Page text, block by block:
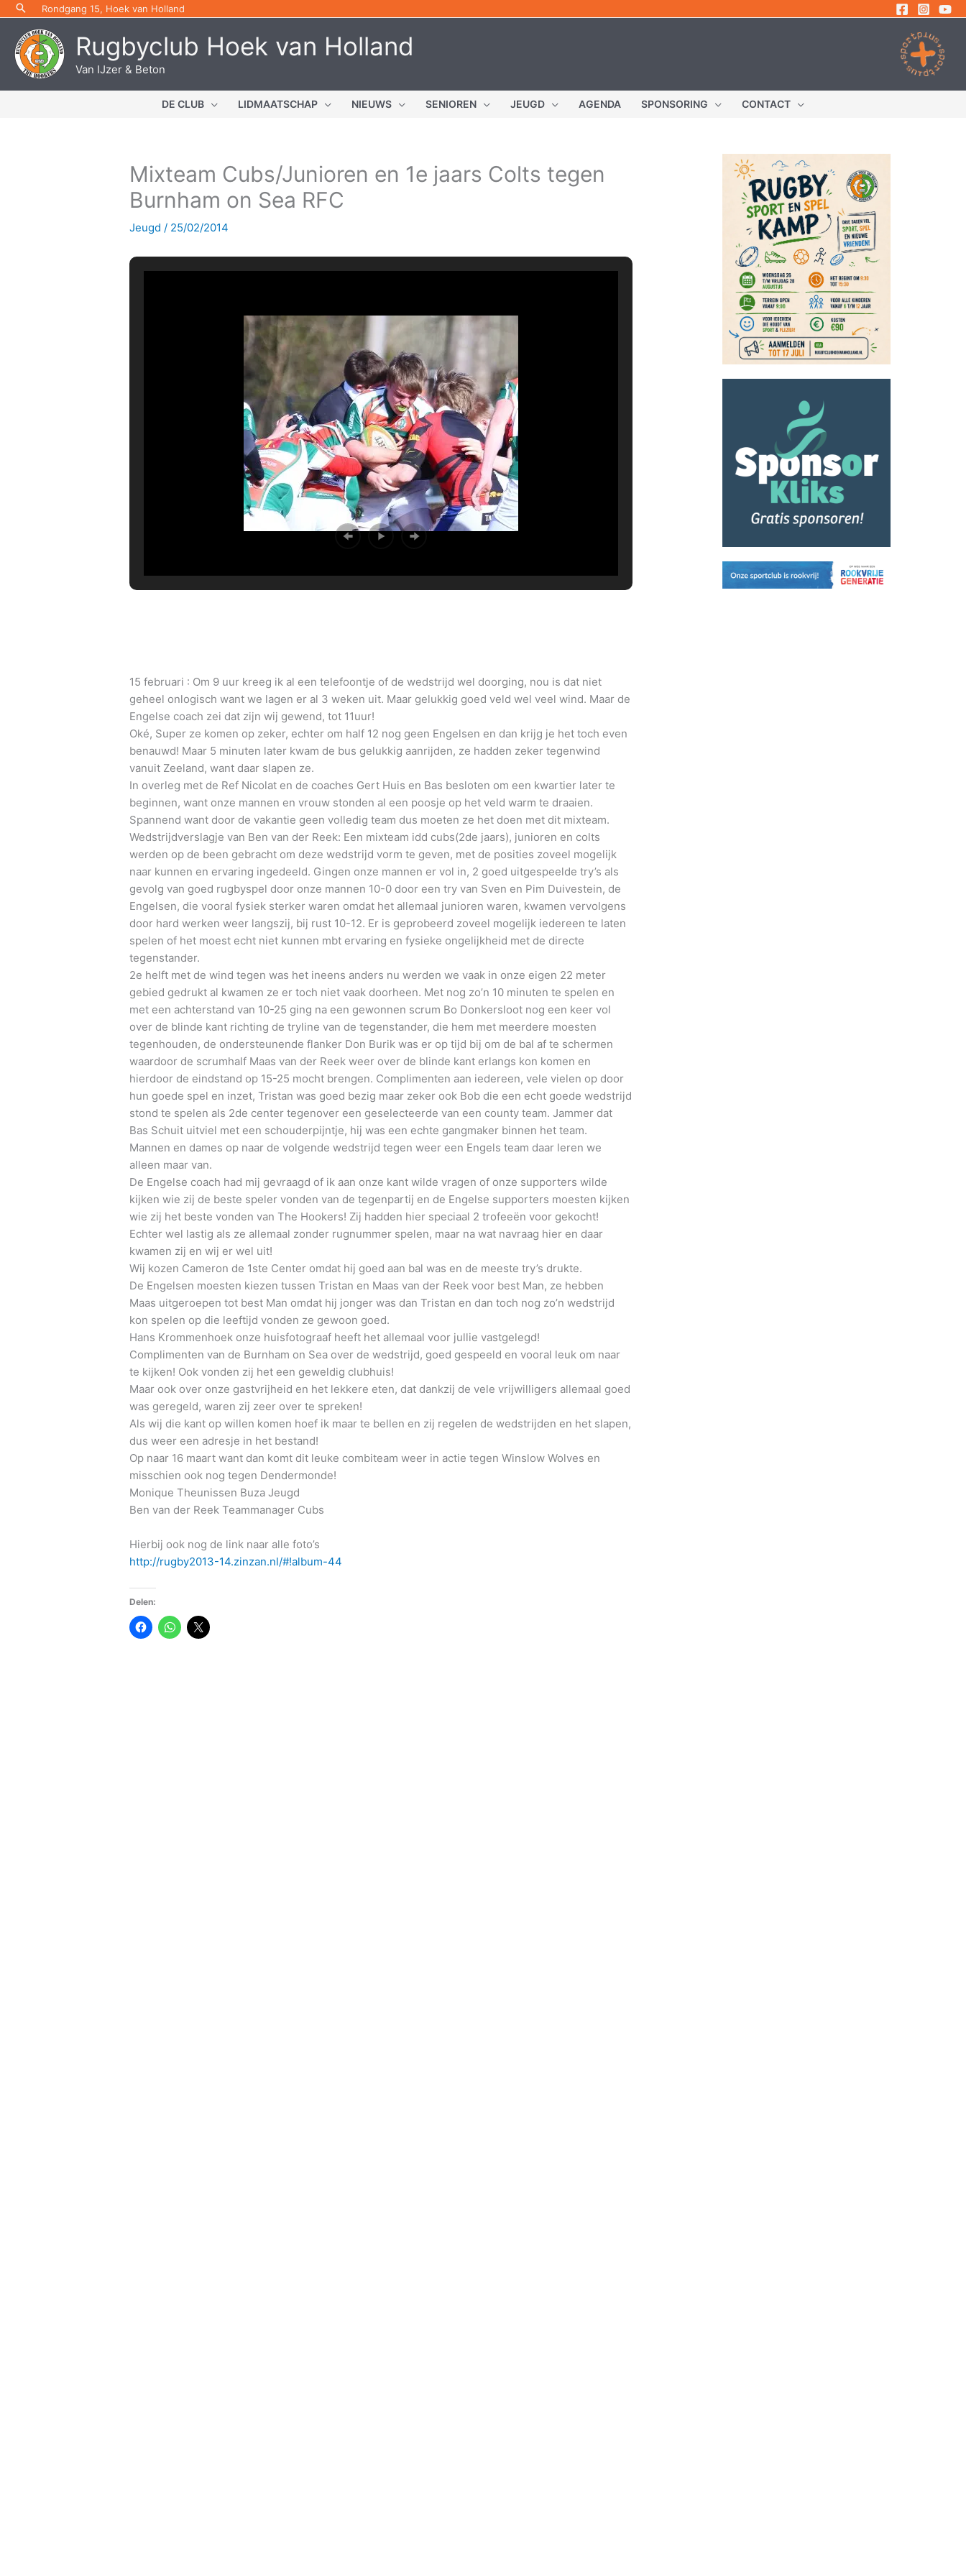
inhoud
Rondgang 15, Hoek van Holland
Rugbyclub Hoek van Holland
Van IJzer & Beton
DE CLUB LIDMAATSCHAP NIEUWS SENIOREN JEUGD AGENDA SPONSORING CONTACT
Mixteam Cubs/Junioren en 1e jaars Colts tegen
Burnham on Sea RFC
Jeugd / 25/02/2014
15 februari : Om 9 uur kreeg ik al een telefoontje of de wedstrijd wel doorging, nou is dat niet
geheel onlogisch want we lagen er al 3 weken uit. Maar gelukkig goed veld wel veel wind. Maar de
Engelse coach zei dat zijn wij gewend, tot 11uur!
Oké, Super ze komen op zeker, echter om half 12 nog geen Engelsen en dan krijg je het toch even
benauwd! Maar 5 minuten later kwam de bus gelukkig aanrijden, ze hadden zeker tegenwind
vanuit Zeeland, want daar slapen ze.
In overleg met de Ref Nicolat en de coaches Gert Huis en Bas besloten om een kwartier later te
beginnen, want onze mannen en vrouw stonden al een poosje op het veld warm te draaien.
Spannend want door de vakantie geen volledig team dus moeten ze het doen met dit mixteam.
Wedstrijdverslagje van Ben van der Reek: Een mixteam idd cubs(2de jaars), junioren en colts
werden op de been gebracht om deze wedstrijd vorm te geven, met de posities zoveel mogelijk
naar kunnen en ervaring ingedeeld. Gingen onze mannen er vol in, 2 goed uitgespeelde try’s als
gevolg van goed rugbyspel door onze mannen 10-0 door een try van Sven en Pim Duivestein, de
Engelsen, die vooral fysiek sterker waren omdat het allemaal junioren waren, kwamen vervolgens
door hard werken weer langszij, bij rust 10-12. Er is geprobeerd zoveel mogelijk iedereen te laten
spelen of het moest echt niet kunnen mbt ervaring en fysieke ongelijkheid met de directe
tegenstander.
2e helft met de wind tegen was het ineens anders nu werden we vaak in onze eigen 22 meter
gebied gedrukt al kwamen ze er toch niet vaak doorheen. Met nog zo’n 10 minuten te spelen en
met een achterstand van 10-25 ging na een gewonnen scrum Bo Donkersloot nog een keer vol
over de blinde kant richting de tryline van de tegenstander, die hem met meerdere moesten
tegenhouden, de ondersteunende flanker Don Burik was er op tijd bij om de bal af te schermen
waardoor de scrumhalf Maas van der Reek weer over de blinde kant erlangs kon komen en
hierdoor de eindstand op 15-25 mocht brengen. Complimenten aan iedereen, vele vielen op door
hun goede spel en inzet, Tristan was goed bezig maar zeker ook Bob die een echt goede wedstrijd
stond te spelen als 2de center tegenover een geselecteerde van een county team. Jammer dat
Bas Schuit uitviel met een schouderpijntje, hij was een echte gangmaker binnen het team.
Mannen en dames op naar de volgende wedstrijd tegen weer een Engels team daar leren we
alleen maar van.
De Engelse coach had mij gevraagd of ik aan onze kant wilde vragen of onze supporters wilde
kijken wie zij de beste speler vonden van de tegenpartij en de Engelse supporters moesten kijken
wie zij het beste vonden van The Hookers! Zij hadden hier speciaal 2 trofeeën voor gekocht!
Echter wel lastig als ze allemaal zonder rugnummer spelen, maar na wat navraag hier en daar
kwamen zij en wij er wel uit!
Wij kozen Cameron de 1ste Center omdat hij goed aan bal was en de meeste try’s drukte.
De Engelsen moesten kiezen tussen Tristan en Maas van der Reek voor best Man, ze hebben
Maas uitgeroepen tot best Man omdat hij jonger was dan Tristan en dan toch nog zo’n wedstrijd
kon spelen op die leeftijd vonden ze gewoon goed.
Hans Krommenhoek onze huisfotograaf heeft het allemaal voor jullie vastgelegd!
Complimenten van de Burnham on Sea over de wedstrijd, goed gespeeld en vooral leuk om naar
te kijken! Ook vonden zij het een geweldig clubhuis!
Maar ook over onze gastvrijheid en het lekkere eten, dat dankzij de vele vrijwilligers allemaal goed
was geregeld, waren zij zeer over te spreken!
Als wij die kant op willen komen hoef ik maar te bellen en zij regelen de wedstrijden en het slapen,
dus weer een adresje in het bestand!
Op naar 16 maart want dan komt dit leuke combiteam weer in actie tegen Winslow Wolves en
misschien ook nog tegen Dendermonde!
Monique Theunissen Buza Jeugd
Ben van der Reek Teammanager Cubs
Hierbij ook nog de link naar alle foto’s
http://rugby2013-14.zinzan.nl/#!album-44
Delen: